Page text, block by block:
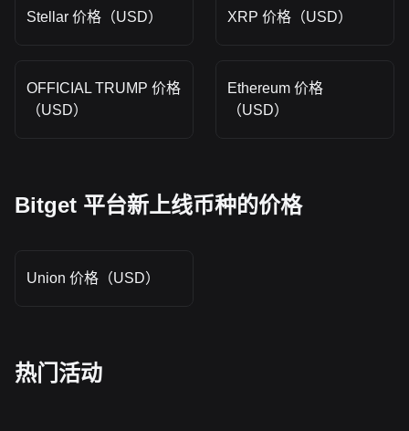
Stellar 价格（USD） XRP 价格（USD）
OFFICIAL TRUMP 价格
（USD）
Ethereum 价格
（USD）
Bitget 平台新上线币种的价格
Union 价格（USD）
热门活动